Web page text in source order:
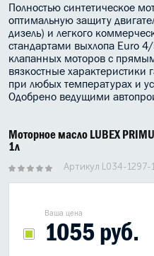
ПРИСАДКИ АВТОХИМИЯ
АВТО КОСМЕТИКА
МОТО МАСЛА
ВСЕ БРЕНДЫ
Полностью синтетическое
оптимальную защиту
дизель) и легкого
стандартами выхлопа Euro
клапанных моторов с
вязкостные характеристики
при любых температурах и
Одобрено ведущими
Моторное масло LUBEX
1л
Артикул L034-1297-
Ваша цена
1055 руб.